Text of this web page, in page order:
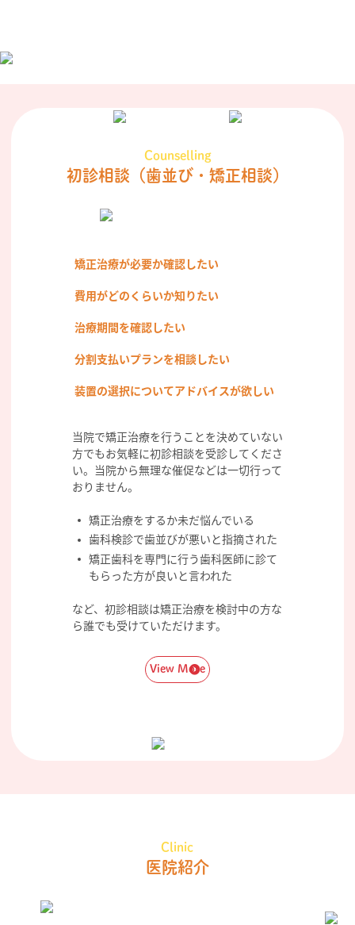
Counselling
初診相談 （歯並び・矯正相談）
矯正治療が必要か確認したい
費用がどのくらいか知りたい
治療期間を確認したい
分割支払いプランを相談したい
装置の選択についてアドバイスが欲しい
当院で矯正治療を行うことを決めていない
方でもお気軽に初診相談を受診してくださ
い。当院から無理な催促などは一切行って
おりません。
矯正治療をするか未だ悩んでいる
歯科検診で歯並びが悪いと指摘された
矯正歯科を専門に行う歯科医師に診て
もらった方が良いと言われた
など、初診相談は矯正治療を検討中の方な
ら誰でも受けていただけます。
View More
Clinic
医院紹介